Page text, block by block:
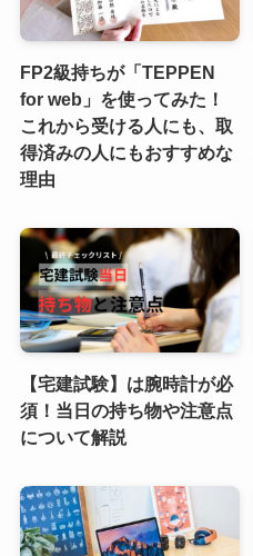
FP2級持ちが「TEPPEN
for web」を使ってみた！
これから受ける人にも、取
得済みの人にもおすすめな
理由
【宅建試験】は腕時計が必
須！当日の持ち物や注意点
について解説